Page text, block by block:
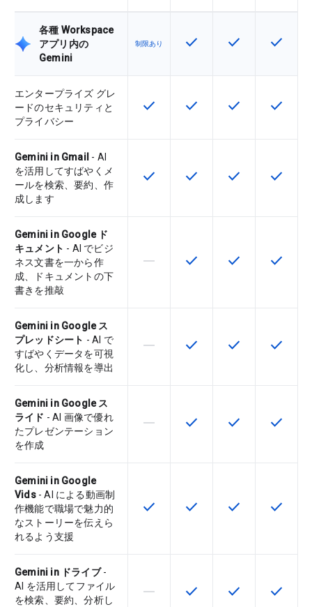
各種 Workspace
アプリ内の
Gemini
制限あり この機能は該当の SKU
check この機能は該当
check この機
check
エンタープライズ グレ
ードのセキュリティと
プライバシー
この機能は該当の SKU で利用で
check この機能は該当の SKU
check この機能は該当
check この機
check
Gemini in Gmail - AI
を活用してすばやくメ
ールを検索、要約、作
成します
この機能は該当の SKU で利用で
check この機能は該当の SKU
check この機能は該当
check この機
check
Gemini in Google ド
キュメント - AI でビジ
ネス文書を一から作
成、ドキュメントの下
書きを推敲
この機能は該当の SKU でサポー
horizontal_rule この機能は該当の SKU
check この機能は該当
check この機
check
Gemini in Google ス
プレッドシート - AI で
すばやくデータを可視
化し、分析情報を導出
この機能は該当の SKU でサポー
horizontal_rule この機能は該当の SKU
check この機能は該当
check この機
check
Gemini in Google ス
ライド - AI 画像で優れ
たプレゼンテーション
を作成
この機能は該当の SKU でサポー
horizontal_rule この機能は該当の SKU
check この機能は該当
check この機
check
Gemini in Google
Vids- AI による動画制
作機能で職場で魅力的
なストーリーを伝えら
れるよう支援
この機能は該当の SKU で利用で
check この機能は該当の SKU
check この機能は該当
check この機
check
Gemini in ドライブ-
AI を活用してファイル
を検索、要約、分析し
この機能は該当の SKU でサポー
horizontal_rule この機能は該当の SKU
check この機能は該当
check この機
check